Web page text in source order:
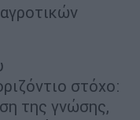
στόχο:
της γνώσης,